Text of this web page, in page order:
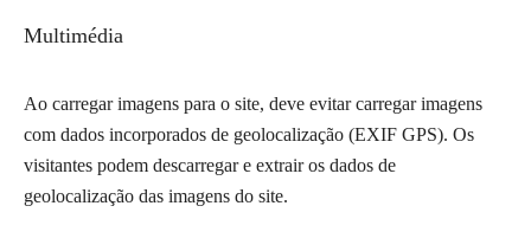
Multimédia
Ao carregar imagens para o site, deve evitar carregar imagens
com dados incorporados de geolocalização (EXIF GPS). Os
visitantes podem descarregar e extrair os dados de
geolocalização das imagens do site.